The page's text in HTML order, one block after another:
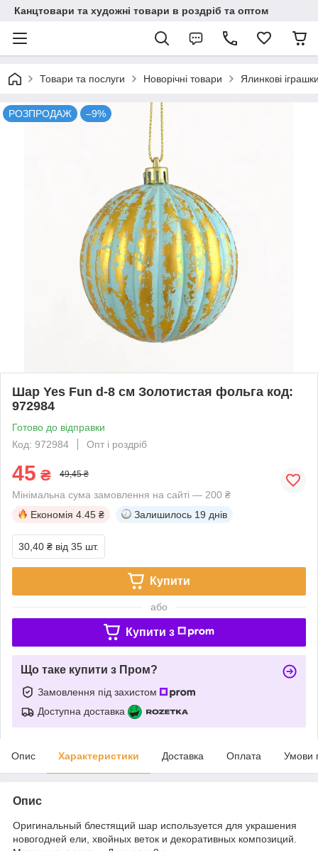
Канцтовари та художні товари в роздріб та оптом
Товари та послуги Новорічні товари Ялинкові
РОЗПРОДАЖ –9%
Шар Yes Fun d-8 см Золотистая фольга код:
972984
Готово до відправки
Код: 972984
Опт і роздріб
45 ₴ 49,45 ₴
Мінімальна сума замовлення на сайті — 200 ₴
Економія 4.45 ₴ Залишилось 19 днів
30,40 ₴ від 35 шт.
Купити
або
Купити з
Що таке купити з Пром?
Замовлення під захистом
Доступна доставка
Опис Характеристики Доставка Оплата Умови
Опис
Оригинальный блестящий шар используется для украшения
новогодней ели, хвойных веток и декоративных композиций.